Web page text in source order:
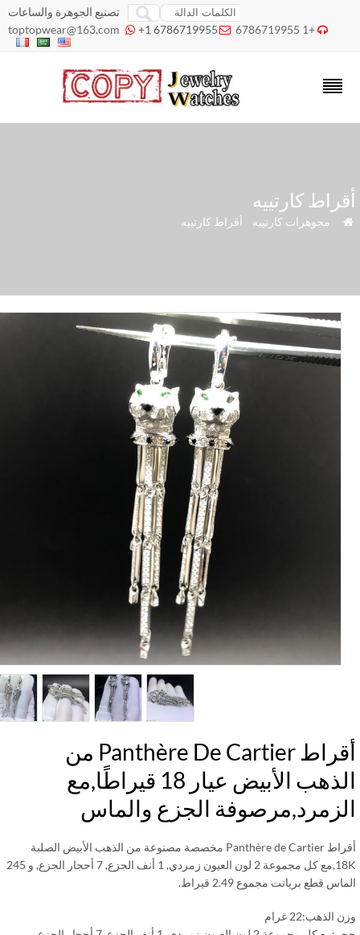
تصنيع الجوهرة والساعات
+1 6786719955

toptopwear@163.com  +1 6786719955
كارتييه
»مجوهرات كارتييه»أقراط كارتييه
أقراط Panthère De Cartier من
الذهب الأبيض عيار 18 قيراطًا,مع
الجزع والماس
أقراط Panthère de Cartier مخصصة مصنوعة من الذهب الأبيض الصلبة
18K,مع كل مجموعة 2 لون العيون زمردي, 1 أنف الجزع, 7 أحجار الجزع, و 245
قطع بريانت مجموع 2.49 قيراط.
الذهب:22 غرام